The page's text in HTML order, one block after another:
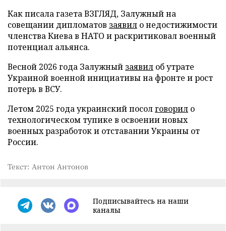
Как писала газета ВЗГЛЯД, Залужный на
совещании дипломатов заявил о недостижимости
членства Киева в НАТО и раскритиковал военный
потенциал альянса.
Весной 2026 года Залужный заявил об утрате
Украиной военной инициативы на фронте и рост
потерь в ВСУ.
Летом 2025 года украинский посолговорил о
технологическом тупике в освоении новых
военных разработок и отставании Украины от
России.
Текст: Антон Антонов
Подписывайтесь на наши
каналы